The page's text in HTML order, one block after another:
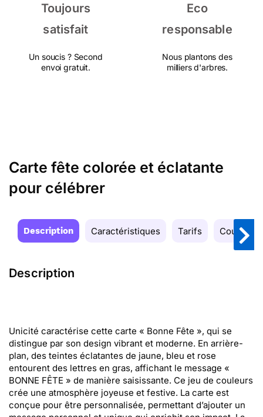
Toujours
satisfait
Un soucis ? Second
envoi gratuit.
Eco
responsable
Nous plantons des
milliers d'arbres.
Carte fête colorée et éclatante
pour célébrer
Description Caractéristiques Tarifs Couleurs
Description
Unicité caractérise cette carte « Bonne Fête », qui se
distingue par son design vibrant et moderne. En arrière-
plan, des teintes éclatantes de jaune, bleu et rose
entourent des lettres en gras, affichant le message «
BONNE FÊTE » de manière saisissante. Ce jeu de couleurs
crée une atmosphère joyeuse et festive. La carte est
conçue pour être personnalisée, permettant d’ajouter un